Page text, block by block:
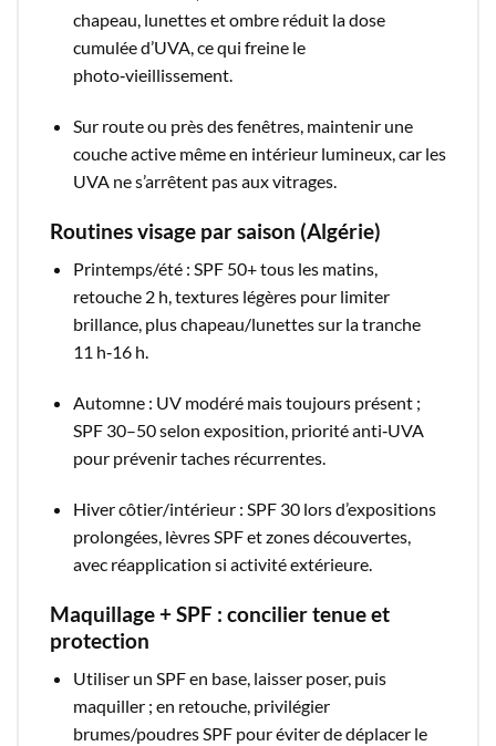
chapeau, lunettes et ombre réduit la dose
cumulée d’UVA, ce qui freine le
photo‑vieillissement.​
Sur route ou près des fenêtres, maintenir une
couche active même en intérieur lumineux, car les
UVA ne s’arrêtent pas aux vitrages.​
Routines visage par saison (Algérie)
Printemps/été : SPF 50+ tous les matins,
retouche 2 h, textures légères pour limiter
brillance, plus chapeau/lunettes sur la tranche
11 h‑16 h.​
Automne : UV modéré mais toujours présent ;
SPF 30–50 selon exposition, priorité anti‑UVA
pour prévenir taches récurrentes.​
Hiver côtier/intérieur : SPF 30 lors d’expositions
prolongées, lèvres SPF et zones découvertes,
avec réapplication si activité extérieure.​
Maquillage + SPF : concilier tenue et
protection
Utiliser un SPF en base, laisser poser, puis
maquiller ; en retouche, privilégier
brumes/poudres SPF pour éviter de déplacer le